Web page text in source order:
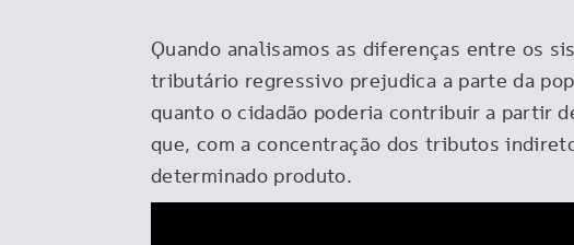
Quando analisamos as diferenças entre os
tributário regressivo prejudica a parte da
quanto o cidadão poderia contribuir a partir
que, com a concentração dos tributos
determinado produto.